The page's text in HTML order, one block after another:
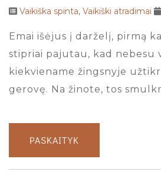
Vaikiška spinta, Vaikiški atradimai
Emai išėjus į darželį, pirmą
stipriai pajutau, kad nebesu
kiekviename žingsnyje
gerovę. Na žinote, tos
PASKAITYK